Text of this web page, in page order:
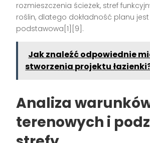
rozmieszczenia ścieżek, stref
roślin, dlatego dokładność planu
podstawowa[1][9].
Jak znaleźć odpowiednie
stworzenia projektu
Analiza
terenowych i